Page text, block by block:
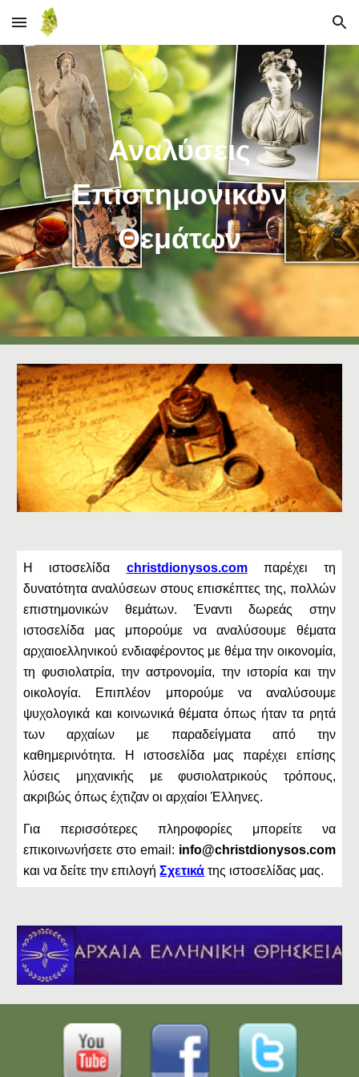
Skip to main content Skip to navigation
Αναλύσεις
Επιστημονικών
Θεμάτων
Η ιστοσελίδα christdionysos.comπαρέχει τη
δυνατότητα αναλύσεων στους επισκέπτες της, πολλών
επιστημονικών θεμάτων. Έναντι δωρεάς στην
ιστοσελίδα μας μπορούμε να αναλύσουμε θέματα
αρχαιοελληνικού ενδιαφέροντος με θέμα την οικονομία,
τη φυσιολατρία, την αστρονομία, την ιστορία και την
οικολογία. Επιπλέον μπορούμε να αναλύσουμε
ψυχολογικά και κοινωνικά θέματα όπως ήταν τα ρητά
των αρχαίων με παραδείγματα από την
καθημερινότητα. Η ιστοσελίδα μας παρέχει επίσης
λύσεις μηχανικής με φυσιολατρικούς τρόπους,
ακριβώς όπως έχτιζαν οι αρχαίοι Έλληνες.
Για περισσότερες πληροφορίες μπορείτε να
επικοινωνήσετε στο email: info@christdionysos.com
και να δείτε την επιλογήΣχετικά της ιστοσελίδας μας.